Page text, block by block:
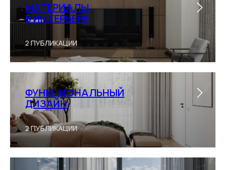
МАТЕРИАЛЫ
В ИНТЕРЬЕРЕ
2 ПУБЛИКАЦИИ
ФУНКЦИОНАЛЬНЫЙ
ДИЗАЙН
2 ПУБЛИКАЦИИ